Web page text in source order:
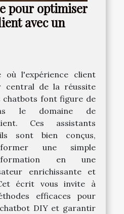
pour optimiser
avec un
où l'expérience client
central de la réussite
chatbots font figure de
le domaine de
Ces assistants
sont bien conçus,
une simple
en une
enrichissante et
écrit vous invite à
efficaces pour
DIY et garantir